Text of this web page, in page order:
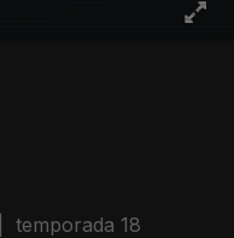
temporada 18